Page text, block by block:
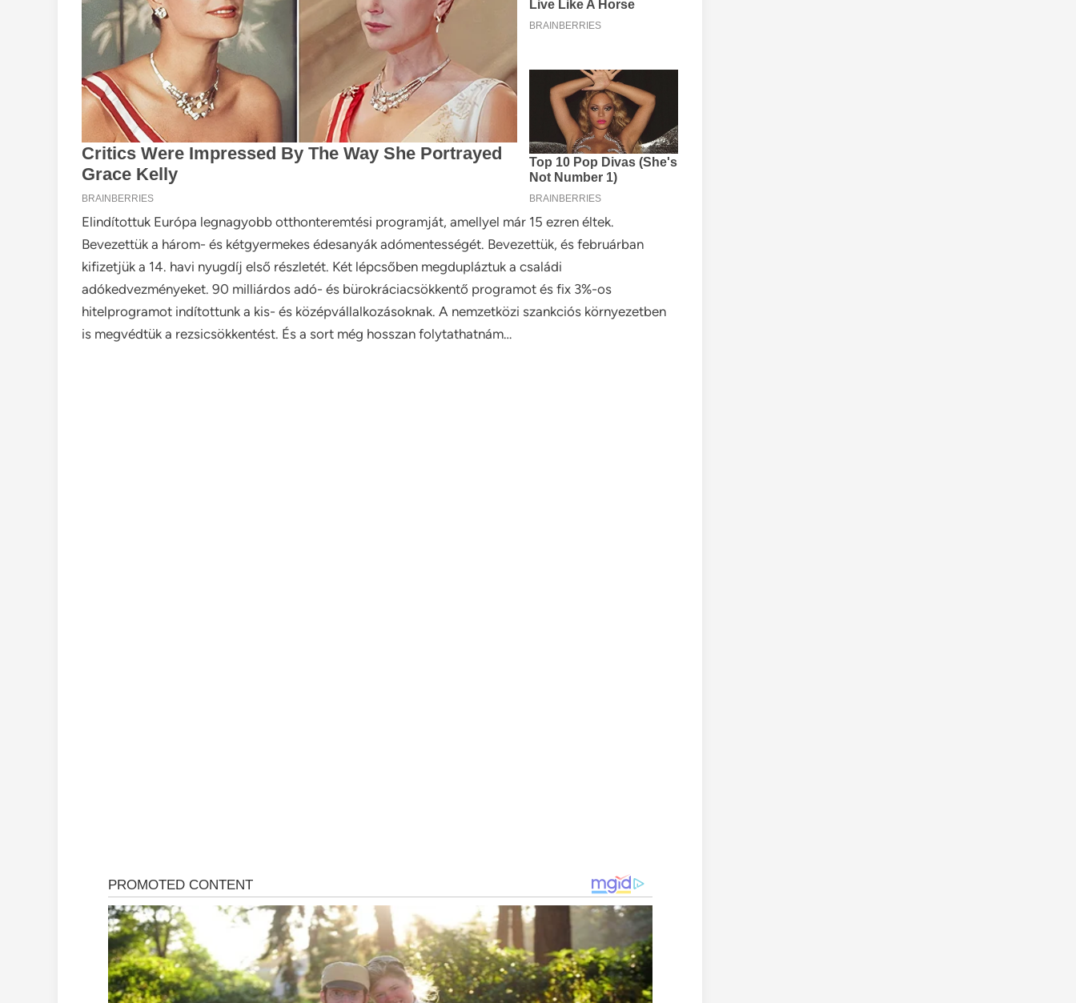
Elindítottuk Európa legnagyobb otthonteremtési programját, amellyel már 15 ezren éltek.
Bevezettük a három- és kétgyermekes édesanyák adómentességét. Bevezettük, és februárban
kifizetjük a 14. havi nyugdíj első részletét. Két lépcsőben megdupláztuk a családi
adókedvezményeket. 90 milliárdos adó- és bürokráciacsökkentő programot és fix 3%-os
hitelprogramot indítottunk a kis- és középvállalkozásoknak. A nemzetközi szankciós környezetben
is megvédtük a rezsicsökkentést. És a sort még hosszan folytathatnám…